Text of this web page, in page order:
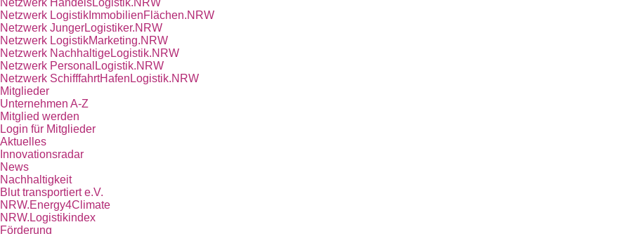
Netzwerk HandelsLogistik.NRW
Netzwerk LogistikImmobilienFlächen.NRW
Netzwerk JungerLogistiker.NRW
Netzwerk LogistikMarketing.NRW
Netzwerk NachhaltigeLogistik.NRW
Netzwerk PersonalLogistik.NRW
Netzwerk SchifffahrtHafenLogistik.NRW
Mitglieder
Unternehmen A-Z
Mitglied werden
Login für Mitglieder
Aktuelles
Innovationsradar
News
Nachhaltigkeit
Blut transportiert e.V.
NRW.Energy4Climate
NRW.Logistikindex
Förderung